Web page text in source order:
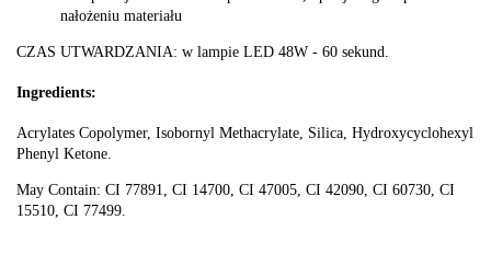
nałożeniu materiału
CZAS UTWARDZANIA: w lampie LED 48W - 60 sekund.
Ingredients:
Acrylates Copolymer, Isobornyl Methacrylate, Silica, Hydroxycyclohexyl
Phenyl Ketone.
May Contain: CI 77891, CI 14700, CI 47005, CI 42090, CI 60730, CI
15510, CI 77499.